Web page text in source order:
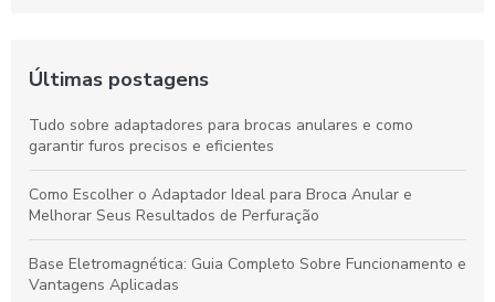
Últimas postagens
Tudo sobre adaptadores para brocas anulares e como
garantir furos precisos e eficientes
Como Escolher o Adaptador Ideal para Broca Anular e
Melhorar Seus Resultados de Perfuração
Base Eletromagnética: Guia Completo Sobre Funcionamento e
Vantagens Aplicadas